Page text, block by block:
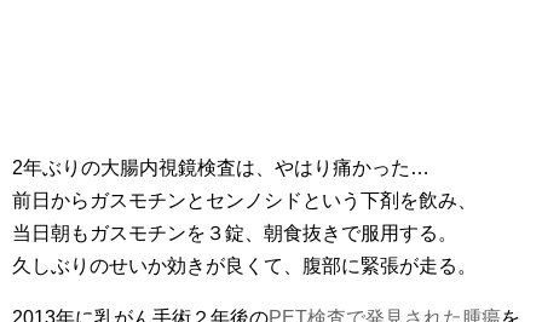
2年ぶりの大腸内視鏡検査は、やはり痛かった…
前日からガスモチンとセンノシドという下剤を飲み、
当日朝もガスモチンを３錠、朝食抜きで服用する。
久しぶりのせいか効きが良くて、腹部に緊張が走る。
2013年に乳がん手術２年後のPET検査で発見された腫瘍を